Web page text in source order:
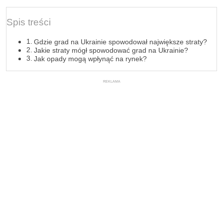
Spis treści
Gdzie grad na Ukrainie spowodował największe straty?
Jakie straty mógł spowodować grad na Ukrainie?
Jak opady mogą wpłynąć na rynek?
REKLAMA